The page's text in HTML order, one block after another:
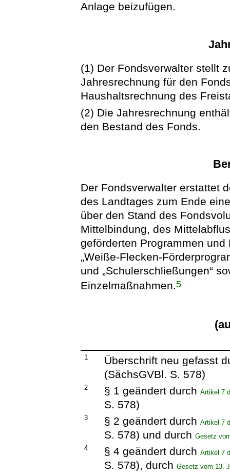
Anlage beizufügen.
(1) Der Fondsverwalter stellt
Jahresrechnung für den
Haushaltsrechnung des
(2) Die Jahresrechnung
den Bestand des Fonds.
Der Fondsverwalter erstattet
des Landtages zum Ende
über den Stand des
Mittelbindung, des
geförderten Programmen
„Weiße-Flecken-
und „Schulerschließungen“
Einzelmaßnahmen.5
1
Überschrift neu gefasst
(SächsGVBl. S. 578)
2 § 1 geändert durchArtikel 7
S. 578)
3 § 2 geändert durchArtikel 7
S. 578) und durchGesetz
4
§ 4 geändert durchArtikel 7
S. 578), durchGesetz vom 13.